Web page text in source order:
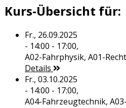
Kurs-Übersicht für:
Fr., 26.09.2025
- 14:00 - 17:00,
A02-Fahrphysik, A01-
Details
Fr., 03.10.2025
- 14:00 - 17:00,
A04-Fahrzeugtechnik,